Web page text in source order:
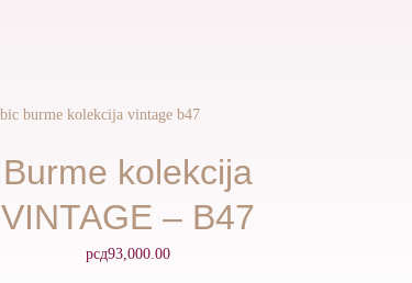
Burme kolekcija
VINTAGE – B47
рсд93,000.00